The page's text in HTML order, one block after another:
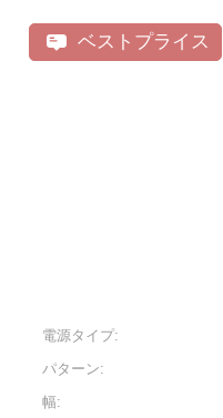
ベストプライス
電源タイプ:
パターン:
幅: